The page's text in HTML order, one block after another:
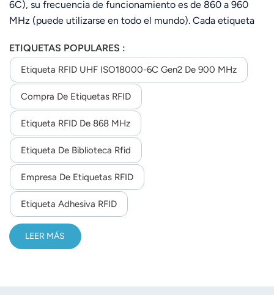
Polski
Tiếng Việt
magyar
6C), su frecuencia de funcionamiento es de 860 a 960
MHz (puede utilizarse en todo el mundo). Cada etiqueta
diseñado para la gestión de prendas de vestir, el
seguimiento de equipaje en aeropuertos, la gestión
logística, la gestión de activos, etc.
ETIQUETAS POPULARES :
Etiqueta RFID UHF ISO18000-6C Gen2 De 900 MHz
Compra De Etiquetas RFID
Etiqueta RFID De 868 MHz
Etiqueta De Biblioteca Rfid
Empresa De Etiquetas RFID
Etiqueta Adhesiva RFID
LEER MÁS